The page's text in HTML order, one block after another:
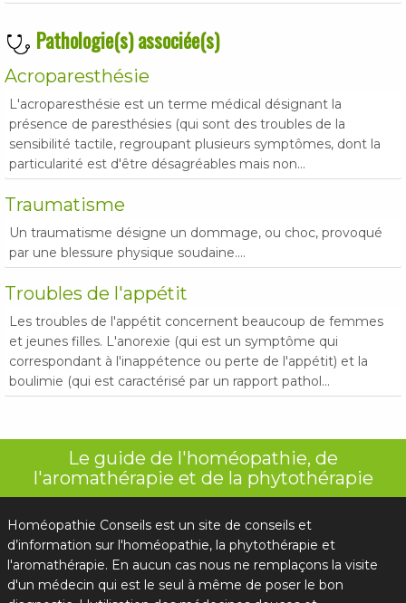
Pathologie(s) associée(s)
Acroparesthésie
L'acroparesthésie est un terme médical désignant la
présence de paresthésies (qui sont des troubles de la
sensibilité tactile, regroupant plusieurs symptômes, dont la
particularité est d'être désagréables mais non...
Traumatisme
Un traumatisme désigne un dommage, ou choc, provoqué
par une blessure physique soudaine....
Troubles de l'appétit
Les troubles de l'appétit concernent beaucoup de femmes
et jeunes filles. L'anorexie (qui est un symptôme qui
correspondant à l'inappétence ou perte de l'appétit) et la
boulimie (qui est caractérisé par un rapport pathol...
Le guide de l'homéopathie, de
l'aromathérapie et de la phytothérapie
Homéopathie Conseils est un site de conseils et
d’information sur l'homéopathie, la phytothérapie et
l'aromathérapie. En aucun cas nous ne remplaçons la visite
d'un médecin qui est le seul à même de poser le bon